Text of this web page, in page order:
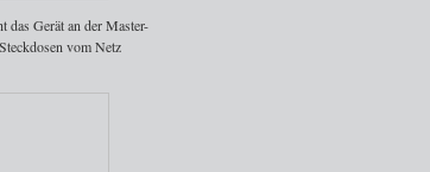
das Gerät an der Master-
vom Netz